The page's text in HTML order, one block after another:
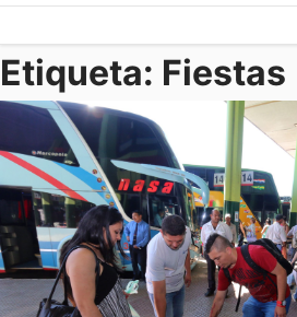
Etiqueta: Fiestas